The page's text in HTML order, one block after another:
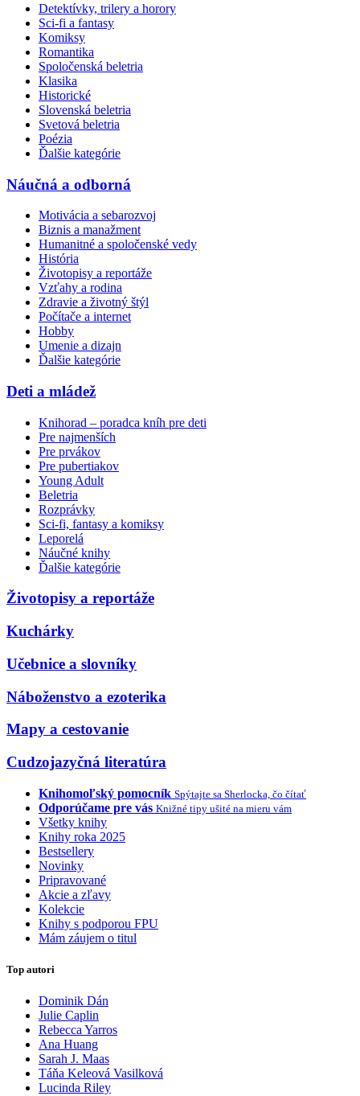
Detektívky, trilery a horory
Sci-fi a fantasy
Komiksy
Romantika
Spoločenská beletria
Klasika
Historické
Slovenská beletria
Svetová beletria
Poézia
Ďalšie kategórie
Náučná a odborná
Motivácia a sebarozvoj
Biznis a manažment
Humanitné a spoločenské vedy
História
Životopisy a reportáže
Vzťahy a rodina
Zdravie a životný štýl
Počítače a internet
Hobby
Umenie a dizajn
Ďalšie kategórie
Deti a mládež
Knihorad – poradca kníh pre deti
Pre najmenších
Pre prvákov
Pre pubertiakov
Young Adult
Beletria
Rozprávky
Sci-fi, fantasy a komiksy
Leporelá
Náučné knihy
Ďalšie kategórie
Životopisy a reportáže
Kuchárky
Učebnice a slovníky
Náboženstvo a ezoterika
Mapy a cestovanie
Cudzojazyčná literatúra
Knihomoľský pomocník Spýtajte sa Sherlocka, čo čítať
Odporúčame pre vás Knižné tipy ušité na mieru vám
Všetky knihy
Knihy roka 2025
Bestsellery
Novinky
Pripravované
Akcie a zľavy
Kolekcie
Knihy s podporou FPU
Mám záujem o titul
Top autori
Dominik Dán
Julie Caplin
Rebecca Yarros
Ana Huang
Sarah J. Maas
Táňa Keleová Vasilková
Lucinda Riley